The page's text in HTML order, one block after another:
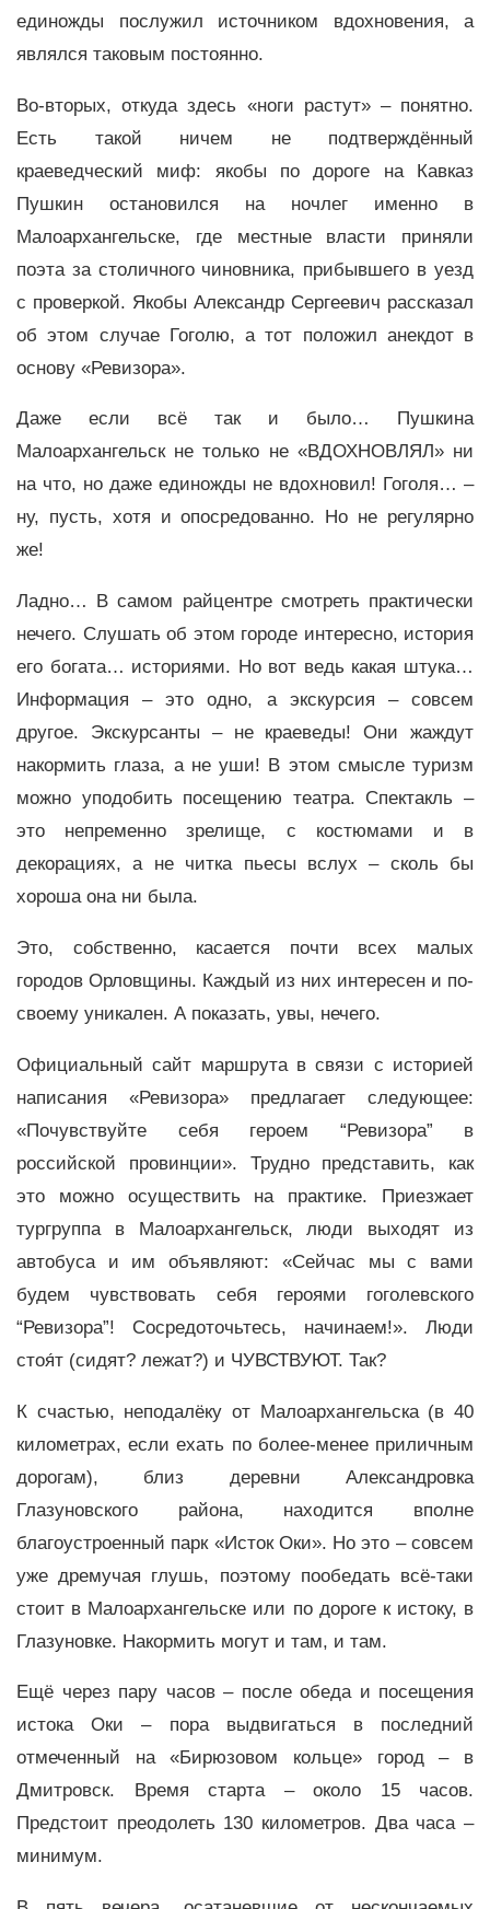
единожды послужил источником вдохновения, а
являлся таковым постоянно.
Во-вторых, откуда здесь «ноги растут» – понятно.
Есть такой ничем не подтверждённый
краеведческий миф: якобы по дороге на Кавказ
Пушкин остановился на ночлег именно в
Малоархангельске, где местные власти приняли
поэта за столичного чиновника, прибывшего в уезд
с проверкой. Якобы Александр Сергеевич рассказал
об этом случае Гоголю, а тот положил анекдот в
основу «Ревизора».
Даже если всё так и было… Пушкина
Малоархангельск не только не «ВДОХНОВЛЯЛ» ни
на что, но даже единожды не вдохновил! Гоголя… –
ну, пусть, хотя и опосредованно. Но не регулярно
же!
Ладно… В самом райцентре смотреть практически
нечего. Слушать об этом городе интересно, история
его богата… историями. Но вот ведь какая штука…
Информация – это одно, а экскурсия – совсем
другое. Экскурсанты – не краеведы! Они жаждут
накормить глаза, а не уши! В этом смысле туризм
можно уподобить посещению театра. Спектакль –
это непременно зрелище, с костюмами и в
декорациях, а не читка пьесы вслух – сколь бы
хороша она ни была.
Это, собственно, касается почти всех малых
городов Орловщины. Каждый из них интересен и по-
своему уникален. А показать, увы, нечего.
Официальный сайт маршрута в связи с историей
написания «Ревизора» предлагает следующее:
«Почувствуйте себя героем “Ревизора” в
российской провинции». Трудно представить, как
это можно осуществить на практике. Приезжает
тургруппа в Малоархангельск, люди выходят из
автобуса и им объявляют: «Сейчас мы с вами
будем чувствовать себя героями гоголевского
“Ревизора”! Сосредоточьтесь, начинаем!». Люди
стоя́т (сидят? лежат?) и ЧУВСТВУЮТ. Так?
К счастью, неподалёку от Малоархангельска (в 40
километрах, если ехать по более-менее приличным
дорогам), близ деревни Александровка
Глазуновского района, находится вполне
благоустроенный парк «Исток Оки». Но это – совсем
уже дремучая глушь, поэтому пообедать всё-таки
стоит в Малоархангельске или по дороге к истоку, в
Глазуновке. Накормить могут и там, и там.
Ещё через пару часов – после обеда и посещения
истока Оки – пора выдвигаться в последний
отмеченный на «Бирюзовом кольце» город – в
Дмитровск. Время старта – около 15 часов.
Предстоит преодолеть 130 километров. Два часа –
минимум.